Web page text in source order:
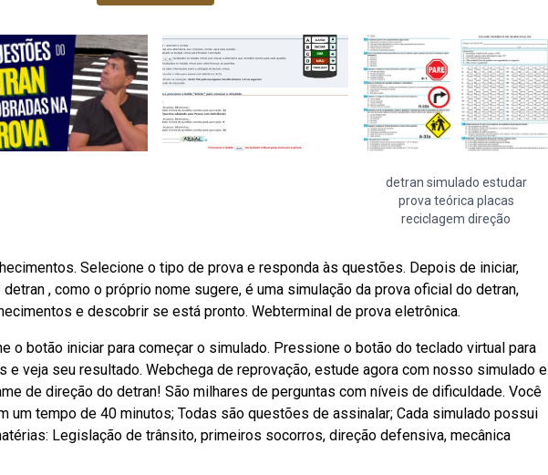
detran simulado estudar
prova teórica placas
reciclagem direção
Selecione o tipo de prova e responda às questões. Depois de iniciar,
, como o próprio nome sugere, é uma simulação da prova oficial do detran,
e descobrir se está pronto. Webterminal de prova eletrônica.
o botão iniciar para começar o simulado. Pressione o botão do teclado virtual para
e veja seu resultado. Webchega de reprovação, estude agora com nosso simulado e
de direção do detran! São milhares de perguntas com níveis de dificuldade. Você
um tempo de 40 minutos; Todas são questões de assinalar; Cada simulado possui
Legislação de trânsito, primeiros socorros, direção defensiva, mecânica